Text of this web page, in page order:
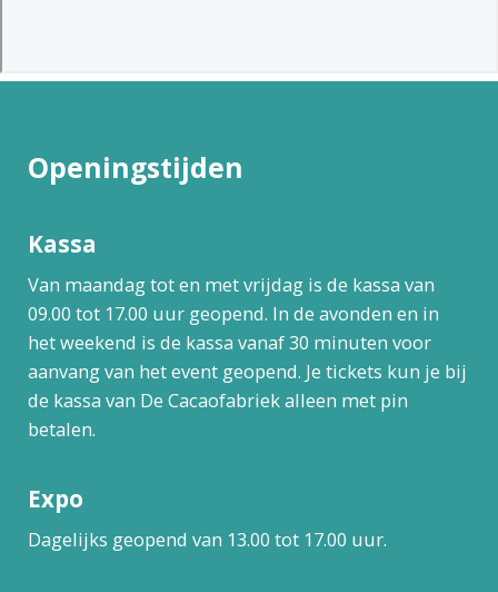
Openingstijden
Kassa
Van maandag tot en met vrijdag is de kassa van
09.00 tot 17.00 uur geopend. In de avonden en in
het weekend is de kassa vanaf 30 minuten voor
aanvang van het event geopend. Je tickets kun je bij
de kassa van De Cacaofabriek alleen met pin
betalen.
Expo
Dagelijks geopend van 13.00 tot 17.00 uur.